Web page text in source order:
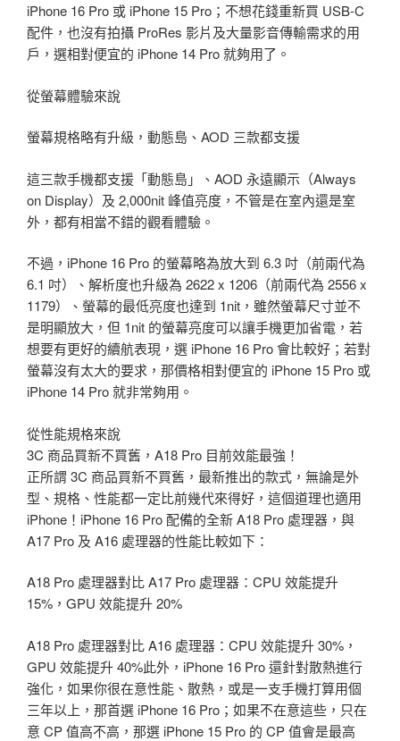
iPhone 16 Pro 或 iPhone 15 Pro；不想花錢重新買 USB-C
配件，也沒有拍攝 ProRes 影片及大量影音傳輸需求的用
戶，選相對便宜的 iPhone 14 Pro 就夠用了。
從螢幕體驗來說
螢幕規格略有升級，動態島、AOD 三款都支援
這三款手機都支援「動態島」、AOD 永遠顯示（Always
on Display）及 2,000nit 峰值亮度，不管是在室內還是室
外，都有相當不錯的觀看體驗。
不過，iPhone 16 Pro 的螢幕略為放大到 6.3 吋（前兩代為
6.1 吋）、解析度也升級為 2622 x 1206（前兩代為 2556 x
1179）、螢幕的最低亮度也達到 1nit，雖然螢幕尺寸並不
是明顯放大，但 1nit 的螢幕亮度可以讓手機更加省電，若
想要有更好的續航表現，選 iPhone 16 Pro 會比較好；若對
螢幕沒有太大的要求，那價格相對便宜的 iPhone 15 Pro 或
iPhone 14 Pro 就非常夠用。
從性能規格來說
3C 商品買新不買舊，A18 Pro 目前效能最強！
正所謂 3C 商品買新不買舊，最新推出的款式，無論是外
型、規格、性能都一定比前幾代來得好，這個道理也適用
iPhone！iPhone 16 Pro 配備的全新 A18 Pro 處理器，與
A17 Pro 及 A16 處理器的性能比較如下：
A18 Pro 處理器對比 A17 Pro 處理器：CPU 效能提升
15%，GPU 效能提升 20%
A18 Pro 處理器對比 A16 處理器：CPU 效能提升 30%，
GPU 效能提升 40%此外，iPhone 16 Pro 還針對散熱進行
強化，如果你很在意性能、散熱，或是一支手機打算用個
三年以上，那首選 iPhone 16 Pro；如果不在意這些，只在
意 CP 值高不高，那選 iPhone 15 Pro 的 CP 值會是最高